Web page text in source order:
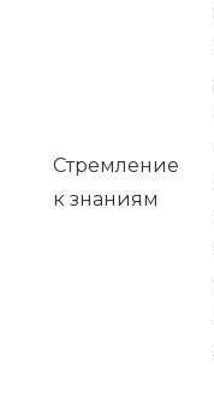
Стремление
к знаниям